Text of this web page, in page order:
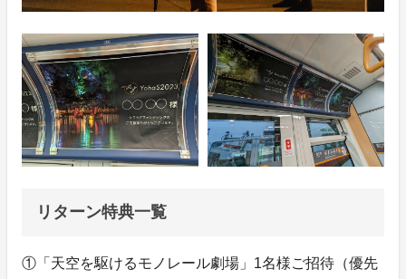
リターン特典一覧
①「天空を駆けるモノレール劇場」1名様ご招待（優先